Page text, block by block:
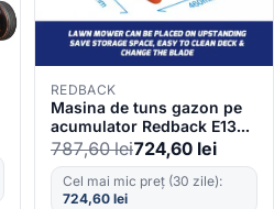
REDBACK
Masina de tuns gazon pe
acumulator Redback E137C
40V, 37cm, 40L, reglaj
central
787,60lei724,60 lei
Cel mai mic preț (30 zile):
724,60 lei